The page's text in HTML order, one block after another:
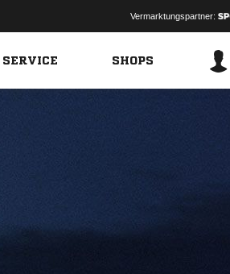
Vermarktungspartner:
SHOPS